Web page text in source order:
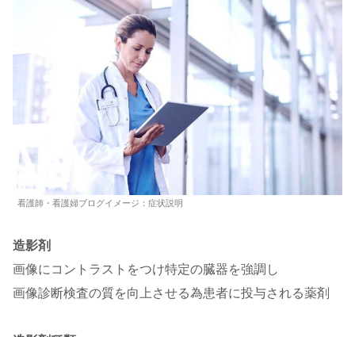
看護師・看護婦ブログイメージ：症状説明
造影剤
画像にコントラストをつけ特定の臓器を強調し
画像診断検査の質を向上させる為患者に投与される薬剤